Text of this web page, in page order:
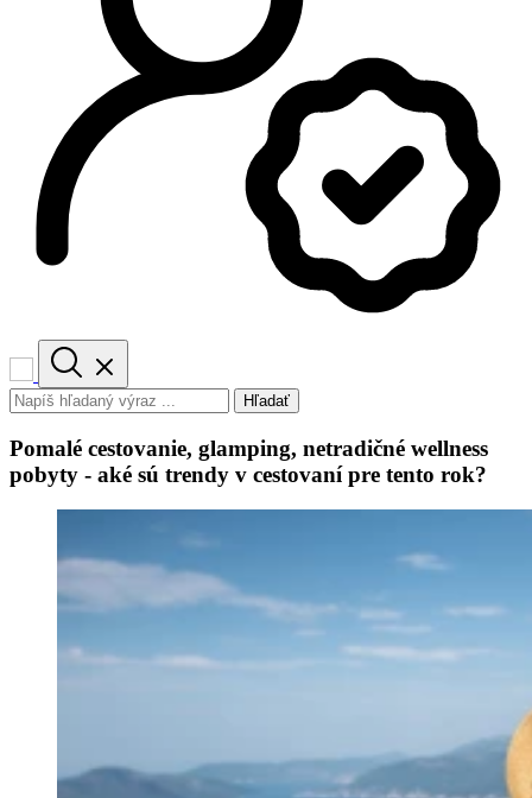
Hľadať
Pomalé cestovanie, glamping, netradičné wellness
pobyty - aké sú trendy v cestovaní pre tento rok?